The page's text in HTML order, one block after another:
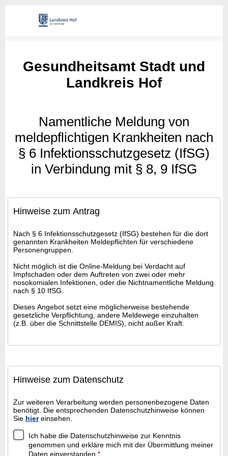
Gesundheitsamt Stadt und
Landkreis Hof
Namentliche Meldung von
meldepflichtigen Krankheiten nach
§ 6 Infektionsschutzgesetz (IfSG)
in Verbindung mit § 8, 9 IfSG
Hinweise zum Antrag
Nach § 6 Infektionsschutzgesetz (IfSG) bestehen für die dort
genannten Krankheiten Meldepflichten für verschiedene
Personengruppen.
Nicht möglich ist die Online-Meldung bei Verdacht auf
Impfschaden oder dem Auftreten von zwei oder mehr
nosokomialen Infektionen, oder die Nichtnamentliche Meldung
nach § 10 IfSG.
Dieses Angebot setzt eine möglicherweise bestehende
gesetzliche Verpflichtung, andere Meldewege einzuhalten
(z.B. über die Schnittstelle DEMIS), nicht außer Kraft.
Hinweise zum Datenschutz
Zur weiteren Verarbeitung werden personenbezogene Daten
benötigt. Die entsprechenden Datenschutzhinweise können
Sie hiereinsehen.
Ich habe die Datenschutzhinweise zur Kenntnis
genommen und erkläre mich mit der Übermittlung meiner
Daten einverstanden. *